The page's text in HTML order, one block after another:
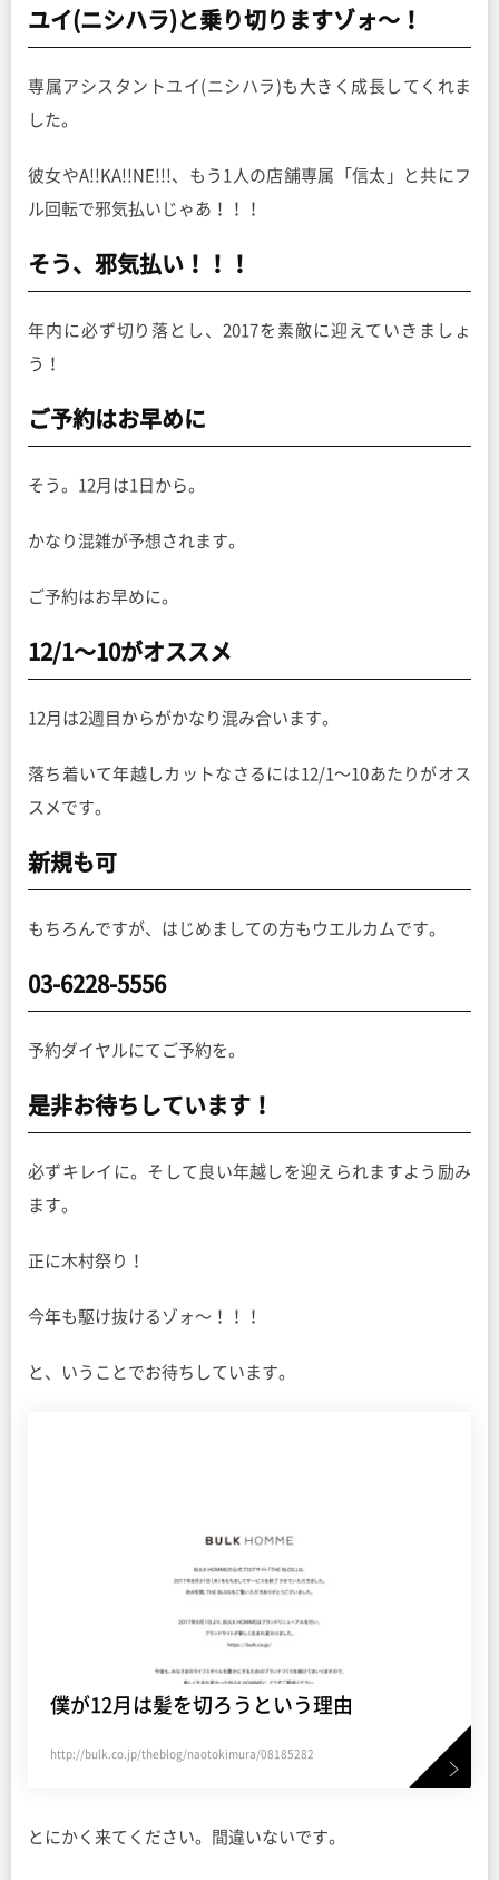
ユイ(ニシハラ)と乗り切りますゾォ〜！
専属アシスタントユイ(ニシハラ)も大きく成長してくれま
した。
彼女やA!!KA!!NE!!!、もう1人の店舗専属「信太」と共にフ
ル回転で邪気払いじゃあ！！！
そう、邪気払い！！！
年内に必ず切り落とし、2017を素敵に迎えていきましょ
う！
ご予約はお早めに
そう。12月は1日から。
かなり混雑が予想されます。
ご予約はお早めに。
12/1〜10がオススメ
12月は2週目からがかなり混み合います。
落ち着いて年越しカットなさるには12/1〜10あたりがオス
スメです。
新規も可
もちろんですが、はじめましての方もウエルカムです。
03-6228-5556
予約ダイヤルにてご予約を。
是非お待ちしています！
必ずキレイに。そして良い年越しを迎えられますよう励み
ます。
正に木村祭り！
今年も駆け抜けるゾォ〜！！！
と、いうことでお待ちしています。
僕が12月は髪を切ろうという理由
http://bulk.co.jp/theblog/naotokimura/08185282
とにかく来てください。間違いないです。